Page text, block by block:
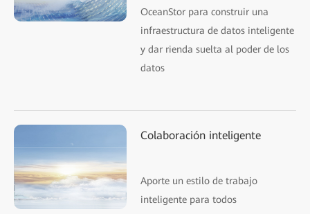
OceanStor para construir una
infraestructura de datos inteligente
y dar rienda suelta al poder de los
datos
Colaboración inteligente
Aporte un estilo de trabajo
inteligente para todos